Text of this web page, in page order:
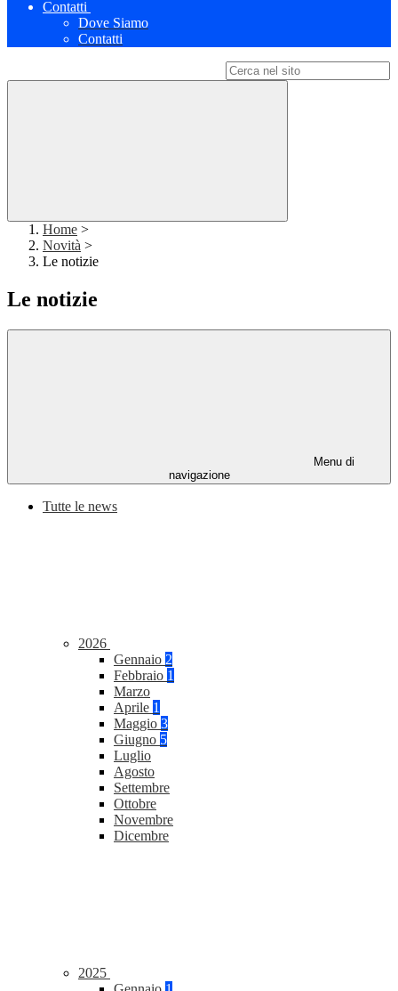
Contatti
Dove Siamo
Contatti
Home >
Novità >
Le notizie
Le notizie
Menu di
navigazione
Tutte le news
2026
Gennaio 2
Febbraio 1
Marzo
Aprile 1
Maggio 3
Giugno 5
Luglio
Agosto
Settembre
Ottobre
Novembre
Dicembre
2025